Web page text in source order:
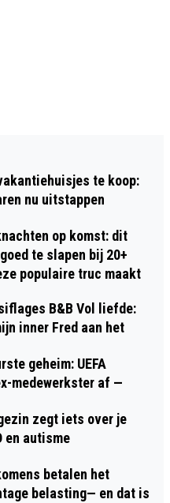
te koop:
nu uitstappen
op komst: dit
te slapen bij 20+
populaire truc maakt
B&B Vol liefde:
inner Fred aan het
geheim: UEFA
medewerkster af —
zegt iets over je
en autisme
betalen het
belasting— en dat is